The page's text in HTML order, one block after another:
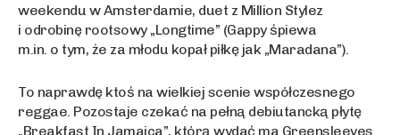
weekendu w Amsterdamie, duet z Million Stylez
i odrobinę rootsowy „Longtime” (Gappy śpiewa
m.in. o tym, że za młodu kopał piłkę jak „Maradana”).
To naprawdę ktoś na wielkiej scenie współczesnego
reggae. Pozostaje czekać na pełną debiutancką płytę
„Breakfast In Jamaica”, którą wydać ma Greensleeves